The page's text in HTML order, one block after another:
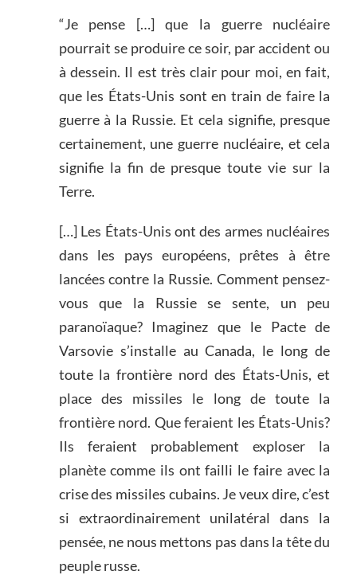
“Je pense […] que la guerre nucléaire
pourrait se produire ce soir, par accident ou
à dessein. Il est très clair pour moi, en fait,
que les États-Unis sont en train de faire la
guerre à la Russie. Et cela signifie, presque
certainement, une guerre nucléaire, et cela
signifie la fin de presque toute vie sur la
Terre.
[…] Les États-Unis ont des armes nucléaires
dans les pays européens, prêtes à être
lancées contre la Russie. Comment pensez-
vous que la Russie se sente, un peu
paranoïaque? Imaginez que le Pacte de
Varsovie s’installe au Canada, le long de
toute la frontière nord des États-Unis, et
place des missiles le long de toute la
frontière nord. Que feraient les États-Unis?
Ils feraient probablement exploser la
planète comme ils ont failli le faire avec la
crise des missiles cubains. Je veux dire, c’est
si extraordinairement unilatéral dans la
pensée, ne nous mettons pas dans la tête du
peuple russe.